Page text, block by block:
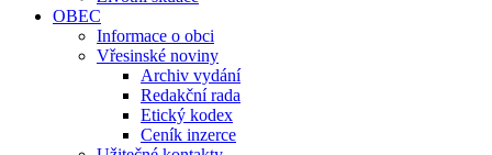
OBEC
Informace o obci
Vřesinské noviny
Archiv vydání
Redakční rada
Etický kodex
Ceník inzerce